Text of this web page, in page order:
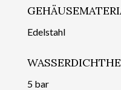
Edelstahl
5 bar